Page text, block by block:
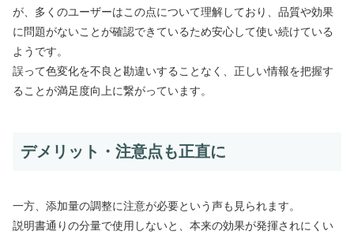
が、多くのユーザーはこの点について理解しており、品質や効果
に問題がないことが確認できているため安心して使い続けている
ようです。
誤って色変化を不良と勘違いすることなく、正しい情報を把握す
ることが満足度向上に繋がっています。
デメリット・注意点も正直に
一方、添加量の調整に注意が必要という声も見られます。
説明書通りの分量で使用しないと、本来の効果が発揮されにくい